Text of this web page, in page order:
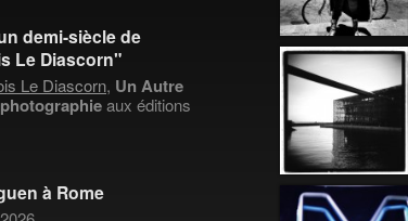
demi-siècle de
Le Diascorn"
Le Diascorn, Un Autre
aux éditions
à Rome